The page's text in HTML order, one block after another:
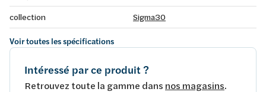
collection
Sigma30
Voir toutes les spécifications
Intéressé par ce produit ?
Retrouvez toute la gamme dans nos magasins.